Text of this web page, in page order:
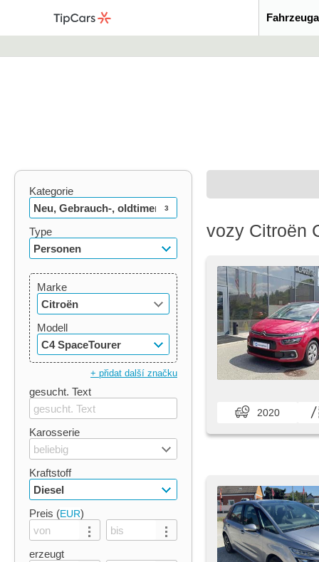
Kategorie
Neu, Gebrauch-, oldtimer
3
Type
Personen
Marke
Citroën
Modell
C4 SpaceTourer
+ přidat další značku
gesucht. Text
Karosserie
beliebig
Kraftstoff
Diesel
Preis (EUR)
erzeugt
vozy Citroën
2020